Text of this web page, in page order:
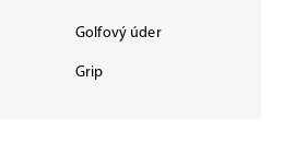
Golfový úder
Grip